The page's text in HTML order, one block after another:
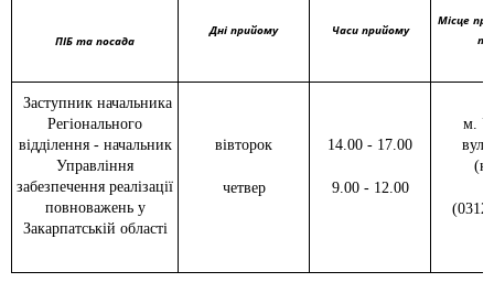
ПІБ та посада
Дні прийому Часи прийому
Місце
Заступник начальника
Регіонального
відділення - начальник
Управління
забезпечення реалізації
повноважень у
Закарпатській області
вівторок
четвер
14.00 - 17.00
9.00 - 12.00
м.